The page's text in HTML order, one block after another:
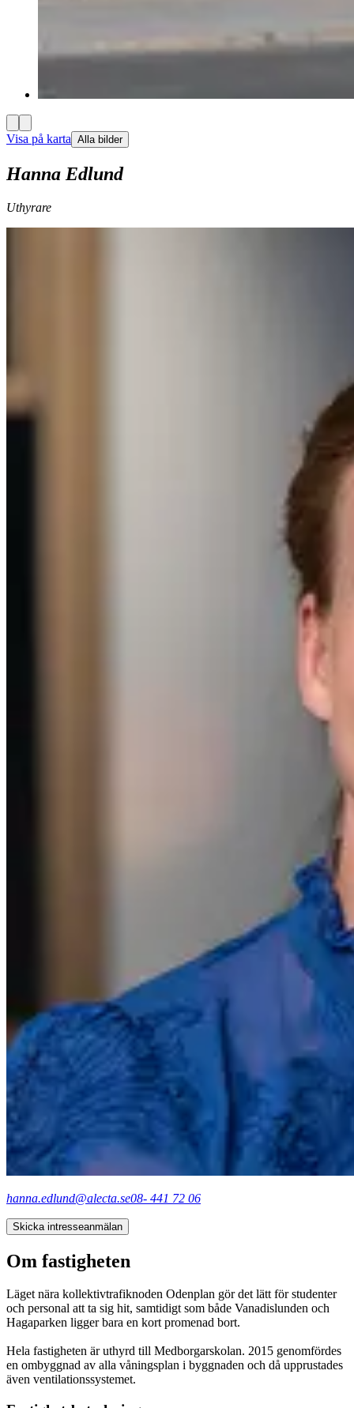
Visa på karta Alla bilder
Hanna Edlund
Uthyrare
hanna.edlund@alecta.se08- 441 72 06
Skicka intresseanmälan
Om fastigheten
Läget nära kollektivtrafiknoden Odenplan gör det lätt för studenter
och personal att ta sig hit, samtidigt som både Vanadislunden och
Hagaparken ligger bara en kort promenad bort.
Hela fastigheten är uthyrd till Medborgarskolan. 2015 genomfördes
en ombyggnad av alla våningsplan i byggnaden och då upprustades
även ventilationssystemet.